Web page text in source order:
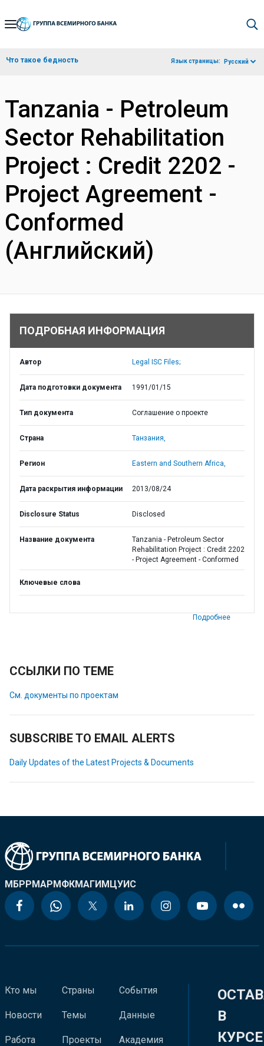
Skip
Navigation
Что такое бедность Язык страницы: Русский
Tanzania - Petroleum
Sector Rehabilitation
Project : Credit 2202 -
Project Agreement -
Conformed
(Английский)
ПОДРОБНАЯ ИНФОРМАЦИЯ
Автор Legal ISC Files;
Дата подготовки документа 1991/01/15
Тип документа Соглашение о проекте
Страна Танзания,
Регион Eastern and Southern Africa,
Дата раскрытия информации 2013/08/24
Disclosure Status Disclosed
Название документа
Tanzania - Petroleum Sector
Rehabilitation Project : Credit 2202
- Project Agreement - Conformed
Ключевые слова
Подробнее
ССЫЛКИ ПО ТЕМЕ
См. документы по проектам
SUBSCRIBE TO EMAIL ALERTS
Daily Updates of the Latest Projects & Documents
МБРРМАРМФКМАГИМЦУИС
Кто мы
Новости
Работа
Страны
Темы
Проекты
События
Данные
Академия
В
КУРСЕ